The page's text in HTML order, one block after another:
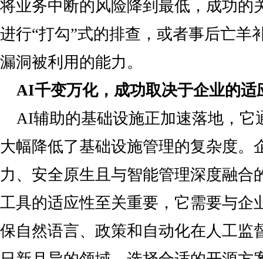
将业务中断的风险降到最低，成功的
进行“打勾”式的排查，或者事后亡羊
漏洞被利用的能力。
AI千变万化，成功取决于企业的适
AI辅助的基础设施正加速落地，它
大幅降低了基础设施管理的复杂度。
力、安全原生且与智能管理深度融合
工具的适应性至关重要，它需要与企
保自然语言、政策和自动化在人工监